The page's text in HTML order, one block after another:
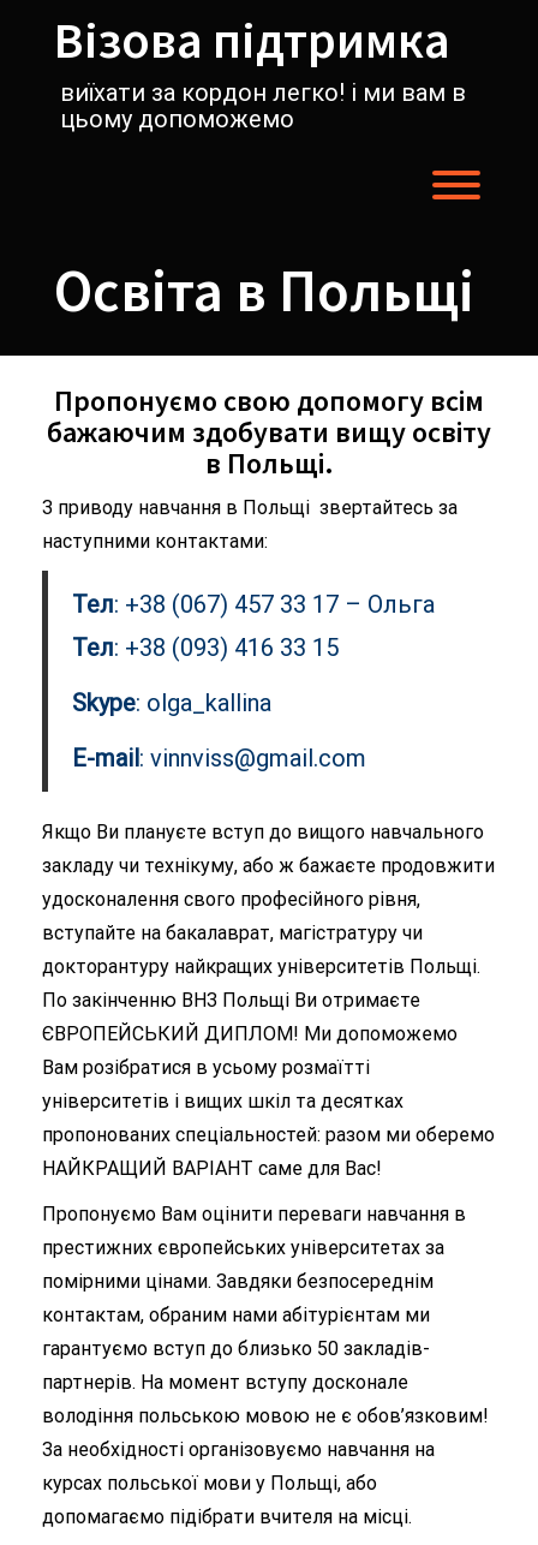
содержимомуВізова підтримка
виїхати за кордон легко! і ми вам в
цьому допоможемо
Освіта в Польщі
Пропонуємо свою допомогу всім
бажаючим здобувати вищу освіту
в Польщі.
З приводу навчання в Польщі звертайтесь за
наступними контактами:
Тел: +38 (067) 457 33 17 – Ольга
Тел: +38 (093) 416 33 15
Skype: olga_kallina
E-mail: vinnviss@gmail.com
Якщо Ви плануєте вступ до вищого навчального
закладу чи технікуму, або ж бажаєте продовжити
удосконалення свого професійного рівня,
вступайте на бакалаврат, магістратуру чи
докторантуру найкращих університетів Польщі.
По закінченню ВНЗ Польщі Ви отримаєте
ЄВРОПЕЙСЬКИЙ ДИПЛОМ! Ми допоможемо
Вам розібратися в усьому розмаїтті
університетів і вищих шкіл та десятках
пропонованих спеціальностей: разом ми оберемо
НАЙКРАЩИЙ ВАРІАНТ саме для Вас!
Пропонуємо Вам оцінити переваги навчання в
престижних європейських університетах за
помірними цінами. Завдяки безпосереднім
контактам, обраним нами абітурієнтам ми
гарантуємо вступ до близько 50 закладів-
партнерів. На момент вступу досконале
володіння польською мовою не є обов’язковим!
За необхідності організовуємо навчання на
курсах польської мови у Польщі, або
допомагаємо підібрати вчителя на місці.